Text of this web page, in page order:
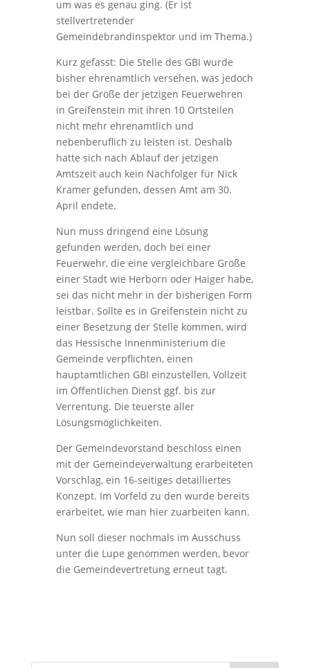
um was es genau ging. (Er ist
stellvertretender
Gemeindebrandinspektor und im Thema.)
Kurz gefasst: Die Stelle des GBI wurde
bisher ehrenamtlich versehen, was jedoch
bei der Größe der jetzigen Feuerwehren
in Greifenstein mit ihren 10 Ortsteilen
nicht mehr ehrenamtlich und
nebenberuflich zu leisten ist. Deshalb
hatte sich nach Ablauf der jetzigen
Amtszeit auch kein Nachfolger für Nick
Kramer gefunden, dessen Amt am 30.
April endete.
Nun muss dringend eine Lösung
gefunden werden, doch bei einer
Feuerwehr, die eine vergleichbare Größe
einer Stadt wie Herborn oder Haiger habe,
sei das nicht mehr in der bisherigen Form
leistbar. Sollte es in Greifenstein nicht zu
einer Besetzung der Stelle kommen, wird
das Hessische Innenministerium die
Gemeinde verpflichten, einen
hauptamtlichen GBI einzustellen, Vollzeit
im Öffentlichen Dienst ggf. bis zur
Verrentung. Die teuerste aller
Lösungsmöglichkeiten.
Der Gemeindevorstand beschloss einen
mit der Gemeindeverwaltung erarbeiteten
Vorschlag, ein 16-seitiges detailliertes
Konzept. Im Vorfeld zu den wurde bereits
erarbeitet, wie man hier zuarbeiten kann.
Nun soll dieser nochmals im Ausschuss
unter die Lupe genommen werden, bevor
die Gemeindevertretung erneut tagt.